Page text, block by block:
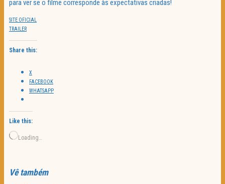
para ver se o filme corresponde às expectativas criadas!
SITE OFICIAL
TRAILER
Share this:
X
FACEBOOK
WHATSAPP
Like this:
Loading…
Vê também